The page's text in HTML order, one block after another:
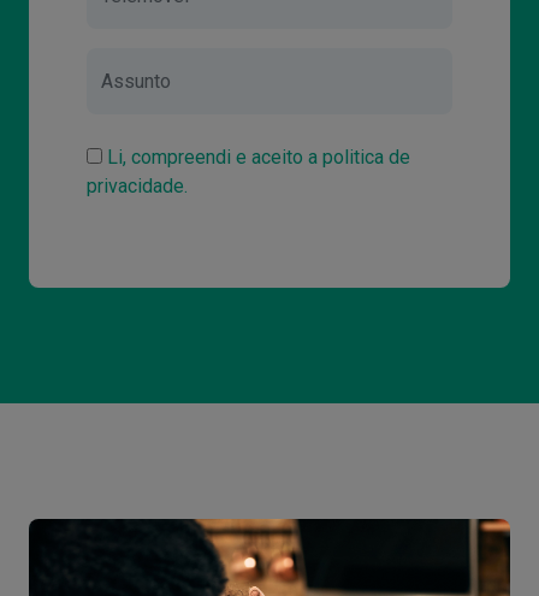
Li, compreendi e aceito a politica de
privacidade.